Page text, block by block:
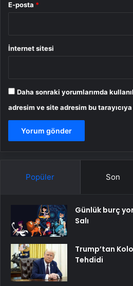
E-posta *
İnternet sitesi
Daha sonraki yorumlarımda
adresim ve site adresim bu
Popüler Son
Günlük burç
Salı
Trump’tan
Tehdidi